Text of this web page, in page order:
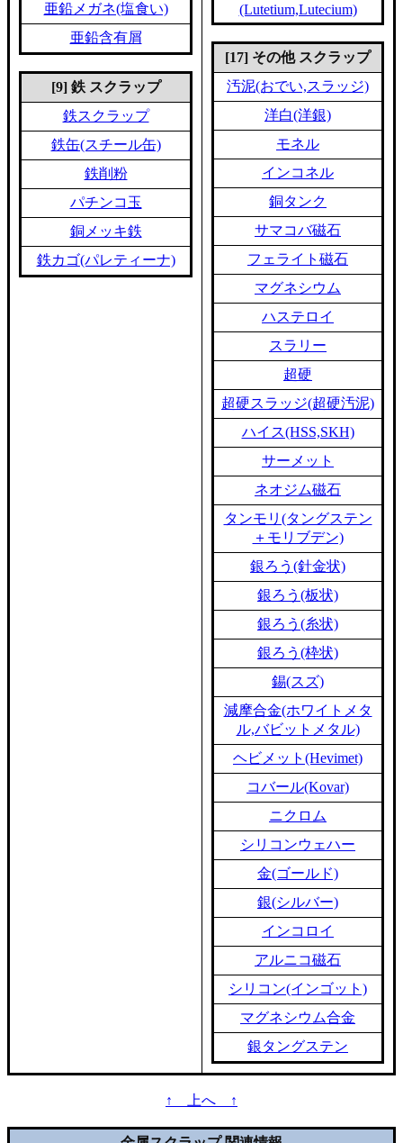
亜鉛メガネ(塩食い)
亜鉛含有屑
[9] 鉄 スクラップ
鉄スクラップ
鉄缶(スチール缶)
鉄削粉
パチンコ玉
銅メッキ鉄
鉄カゴ(パレティーナ)
(Lutetium,Lutecium)
[17] その他 スクラップ
汚泥(おでい,スラッジ)
洋白(洋銀)
モネル
インコネル
銅タンク
サマコバ磁石
フェライト磁石
マグネシウム
ハステロイ
スラリー
超硬
超硬スラッジ(超硬汚泥)
ハイス(HSS,SKH)
サーメット
ネオジム磁石
タンモリ(タングステン
＋モリブデン)
銀ろう(針金状)
銀ろう(板状)
銀ろう(糸状)
銀ろう(枠状)
錫(スズ)
減摩合金(ホワイトメタ
ル,バビットメタル)
ヘビメット(Hevimet)
コバール(Kovar)
ニクロム
シリコンウェハー
金(ゴールド)
銀(シルバー)
インコロイ
アルニコ磁石
シリコン(インゴット)
マグネシウム合金
銀タングステン
↑ 上へ ↑